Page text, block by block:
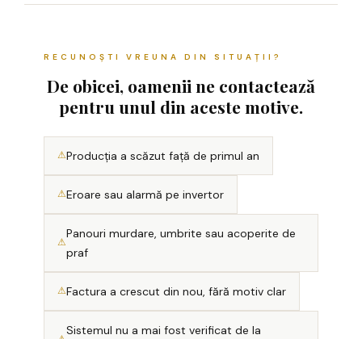
Electric
Piese de adaptare
Prize, întrerupătoare, detectoare de
mișcare și accesorii
Butoane
Detectoare de mișcare
Prelungitoare, Stechere,
RECUNOȘTI VREUNA DIN SITUAȚII?
De obicei, oamenii ne contactează
pentru unul din aceste motive.
Producția a scăzut față de primul an
Eroare sau alarmă pe invertor
Panouri murdare, umbrite sau acoperite de
praf
Factura a crescut din nou, fără motiv clar
Sistemul nu a mai fost verificat de la